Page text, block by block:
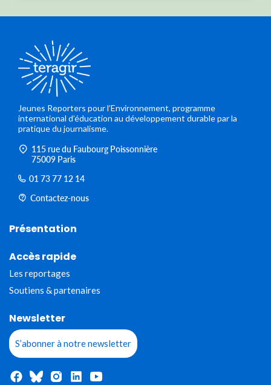
Jeunes Reporters pour l’Environnement, programme
international d’éducation au développement durable par la
pratique du journalisme.
115 rue du Faubourg Poissonnière
75009 Paris
01 73 77 12 14
Contactez-nous
Présentation
Accès rapide
Les reportages
Soutiens & partenaires
Newsletter
S’abonner à notre newsletter